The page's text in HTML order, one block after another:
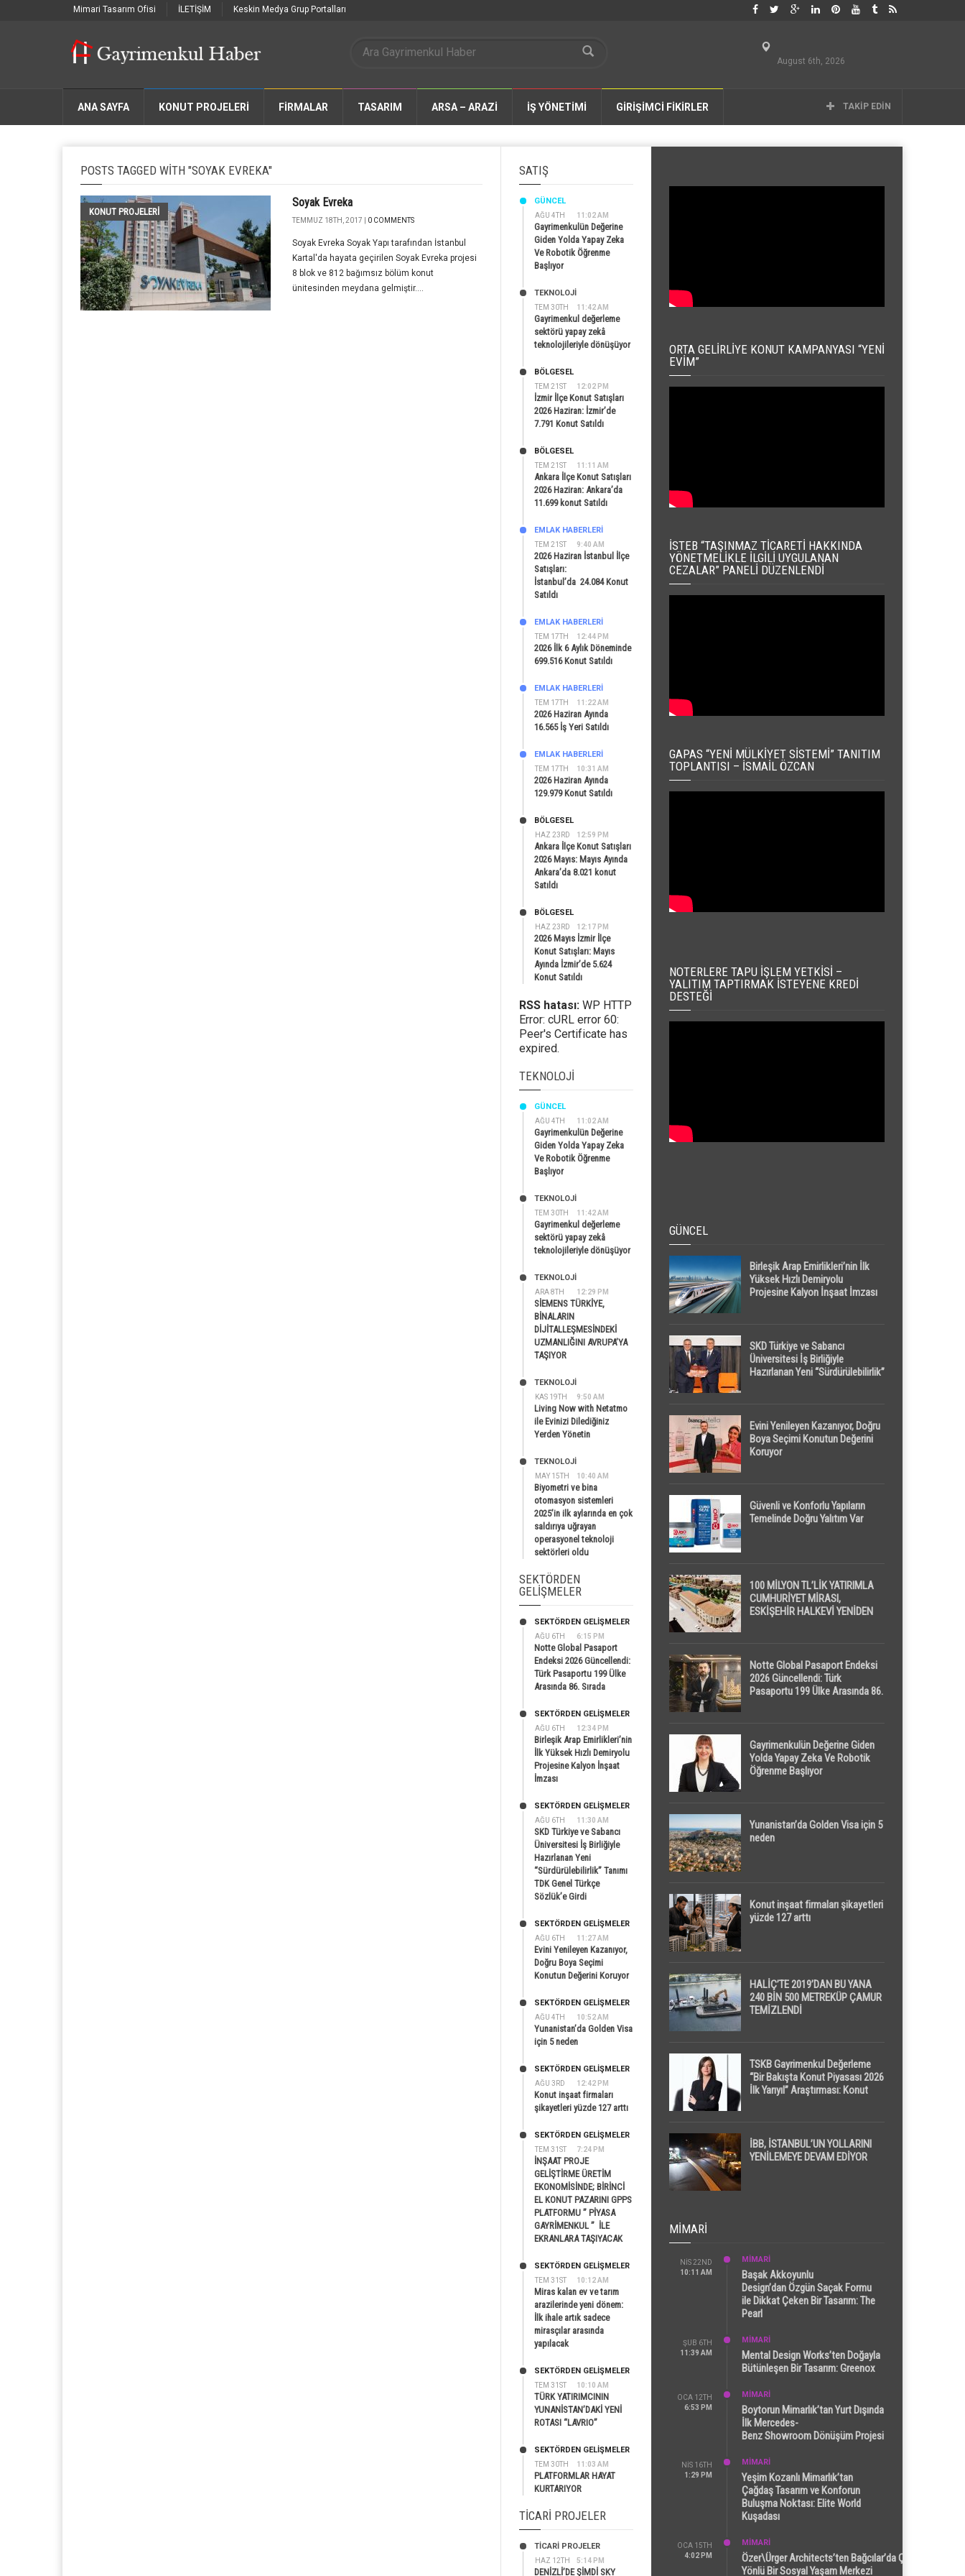
Mimari Tasarım Ofisi İLETİŞİM Keskin Medya Grup Portalları
August 6th, 2026
ANA SAYFA KONUT PROJELERİ FIRMALAR TASARIM ARSA – ARAZİ İŞ YÖNETİMİ GİRİŞİMCİ FİKİRLER TAKIP EDIN
POSTS TAGGED WITH "SOYAK EVREKA"
KONUT PROJELERI
Soyak Evreka
TEMMUZ 18TH, 2017 | 0 COMMENTS
Soyak Evreka Soyak Yapı tarafından İstanbul
Kartal'da hayata geçirilen Soyak Evreka projesi
8 blok ve 812 bağımsız bölüm konut
ünitesinden meydana gelmiştir....
SATIŞ
AĞU 4TH 11:02 AM
GÜNCEL
Gayrimenkulün Değerine
Giden Yolda Yapay Zeka
Ve Robotik Öğrenme
Başlıyor
TEM 30TH 11:42 AM
TEKNOLOJİ
Gayrimenkul değerleme
sektörü yapay zekâ
teknolojileriyle dönüşüyor
TEM 21ST 12:02 PM
BÖLGESEL
İzmir İlçe Konut Satışları
2026 Haziran: İzmir’de
7.791 Konut Satıldı
TEM 21ST 11:11 AM
BÖLGESEL
Ankara İlçe Konut Satışları
2026 Haziran: Ankara’da
11.699 konut Satıldı
TEM 21ST 9:40 AM
EMLAK HABERLERI
2026 Haziran İstanbul İlçe
Satışları:
İstanbul’da 24.084 Konut
Satıldı
TEM 17TH 12:44 PM
EMLAK HABERLERI
2026 İlk 6 Aylık Döneminde
699.516 Konut Satıldı
TEM 17TH 11:22 AM
EMLAK HABERLERI
2026 Haziran Ayında
16.565 İş Yeri Satıldı
TEM 17TH 10:31 AM
EMLAK HABERLERI
2026 Haziran Ayında
129.979 Konut Satıldı
HAZ 23RD 12:59 PM
BÖLGESEL
Ankara İlçe Konut Satışları
2026 Mayıs: Mayıs Ayında
Ankara’da 8.021 konut
Satıldı
HAZ 23RD 12:17 PM
BÖLGESEL
2026 Mayıs İzmir İlçe
Konut Satışları: Mayıs
Ayında İzmir’de 5.624
Konut Satıldı
RSS hatası: WP HTTP
Error: cURL error 60:
Peer's Certificate has
expired.
TEKNOLOJI
AĞU 4TH 11:02 AM
GÜNCEL
Gayrimenkulün Değerine
Giden Yolda Yapay Zeka
Ve Robotik Öğrenme
Başlıyor
TEM 30TH 11:42 AM
TEKNOLOJİ
Gayrimenkul değerleme
sektörü yapay zekâ
teknolojileriyle dönüşüyor
ARA 8TH 12:29 PM
TEKNOLOJİ
SİEMENS TÜRKİYE,
BİNALARIN
DİJİTALLEŞMESİNDEKİ
UZMANLIĞINI AVRUPA’YA
TAŞIYOR
KAS 19TH 9:50 AM
TEKNOLOJİ
Living Now with Netatmo
ile Evinizi Dilediğiniz
Yerden Yönetin
MAY 15TH 10:40 AM
TEKNOLOJİ
Biyometri ve bina
otomasyon sistemleri
2025’in ilk aylarında en çok
saldırıya uğrayan
operasyonel teknoloji
sektörleri oldu
SEKTÖRDEN
GELIŞMELER
AĞU 6TH 6:15 PM
SEKTÖRDEN GELIŞMELER
Notte Global Pasaport
Endeksi 2026 Güncellendi:
Türk Pasaportu 199 Ülke
Arasında 86. Sırada
AĞU 6TH 12:34 PM
SEKTÖRDEN GELIŞMELER
Birleşik Arap Emirlikleri’nin
İlk Yüksek Hızlı Demiryolu
Projesine Kalyon İnşaat
İmzası
AĞU 6TH 11:30 AM
SEKTÖRDEN GELIŞMELER
SKD Türkiye ve Sabancı
Üniversitesi İş Birliğiyle
Hazırlanan Yeni
“Sürdürülebilirlik” Tanımı
TDK Genel Türkçe
Sözlük’e Girdi
AĞU 6TH 11:27 AM
SEKTÖRDEN GELIŞMELER
Evini Yenileyen Kazanıyor,
Doğru Boya Seçimi
Konutun Değerini Koruyor
AĞU 4TH 10:52 AM
SEKTÖRDEN GELIŞMELER
Yunanistan’da Golden Visa
için 5 neden
AĞU 3RD 12:42 PM
SEKTÖRDEN GELIŞMELER
Konut inşaat firmaları
şikayetleri yüzde 127 arttı
TEM 31ST 7:24 PM
SEKTÖRDEN GELIŞMELER
İNŞAAT PROJE
GELİŞTİRME ÜRETİM
EKONOMİSİNDE; BİRİNCİ
EL KONUT PAZARINI GPPS
PLATFORMU ” PİYASA
GAYRİMENKUL ” İLE
EKRANLARA TAŞIYACAK
TEM 31ST 10:12 AM
SEKTÖRDEN GELIŞMELER
Miras kalan ev ve tarım
arazilerinde yeni dönem:
İlk ihale artık sadece
mirasçılar arasında
yapılacak
TEM 31ST 10:10 AM
SEKTÖRDEN GELIŞMELER
TÜRK YATIRIMCININ
YUNANİSTAN’DAKİ YENİ
ROTASI “LAVRIO”
TEM 30TH 11:03 AM
SEKTÖRDEN GELIŞMELER
PLATFORMLAR HAYAT
KURTARIYOR
TICARI PROJELER
HAZ 12TH 5:14 PM
TİCARİ PROJELER
DENİZLİ’DE ŞİMDİ SKY
ORTA GELIRLIYE KONUT KAMPANYASI “YENI
EVIM”
İSTEB “TAŞINMAZ TICARETI HAKKINDA
YÖNETMELIKLE İLGILI UYGULANAN
CEZALAR” PANELI DÜZENLENDI
GAPAS “YENI MÜLKIYET SISTEMI” TANITIM
TOPLANTISI – İSMAIL ÖZCAN
NOTERLERE TAPU İŞLEM YETKISI –
YALITIM TAPTIRMAK İSTEYENE KREDI
DESTEĞI
GÜNCEL
Birleşik Arap Emirlikleri’nin İlk
Yüksek Hızlı Demiryolu
Projesine Kalyon İnşaat İmzası
SKD Türkiye ve Sabancı
Üniversitesi İş Birliğiyle
Hazırlanan Yeni “Sürdürülebilirlik”
Evini Yenileyen Kazanıyor, Doğru
Boya Seçimi Konutun Değerini
Koruyor
Güvenli ve Konforlu Yapıların
Temelinde Doğru Yalıtım Var
100 MİLYON TL’LİK YATIRIMLA
CUMHURİYET MİRASI,
ESKİŞEHİR HALKEVİ YENİDEN
Notte Global Pasaport Endeksi
2026 Güncellendi: Türk
Pasaportu 199 Ülke Arasında 86.
Gayrimenkulün Değerine Giden
Yolda Yapay Zeka Ve Robotik
Öğrenme Başlıyor
Yunanistan’da Golden Visa için 5
neden
Konut inşaat firmaları şikayetleri
yüzde 127 arttı
HALİÇ’TE 2019’DAN BU YANA
240 BİN 500 METREKÜP ÇAMUR
TEMİZLENDİ
TSKB Gayrimenkul Değerleme
“Bir Bakışta Konut Piyasası 2026
İlk Yarıyıl” Araştırması: Konut
Dikkat Çekti
İBB, İSTANBUL’UN YOLLARINI
YENİLEMEYE DEVAM EDİYOR
MIMARI
NIS 22ND
10:11 AM
MİMARİ
Başak Akkoyunlu
Design’dan Özgün Saçak Formu
ile Dikkat Çeken Bir Tasarım: The
Pearl
ŞUB 6TH
11:39 AM
MİMARİ
Mental Design Works’ten Doğayla
Bütünleşen Bir Tasarım: Greenox
OCA 12TH
6:53 PM
MİMARİ
Boytorun Mimarlık’tan Yurt Dışında
İlk Mercedes-
Benz Showroom Dönüşüm Projesi
NIS 16TH
1:29 PM
MİMARİ
Yeşim Kozanlı Mimarlık’tan
Çağdaş Tasarım ve Konforun
Buluşma Noktası: Elite World
Kuşadası
OCA 15TH
4:02 PM
MİMARİ
Özer\Ürger Architects’ten Bağcılar’da Çok
Yönlü Bir Sosyal Yaşam Merkezi